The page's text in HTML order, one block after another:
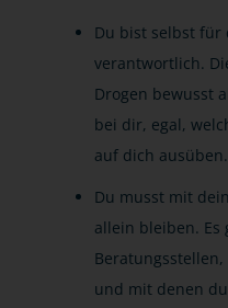
Du bist selbst für
verantwortlich.
Drogen bewusst
bei dir, egal,
auf dich ausüben.
Du musst mit
allein bleiben. Es
und mit denen